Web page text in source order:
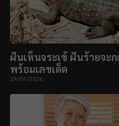
ฝันเห็นจระเข้ ฝันร้ายจะ
พร้อมเลขเด็ด
29/07/2026